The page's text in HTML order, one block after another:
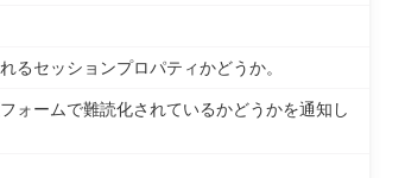
るセッションプロパティかどうか。
ォームで難読化されているかどうかを通知し